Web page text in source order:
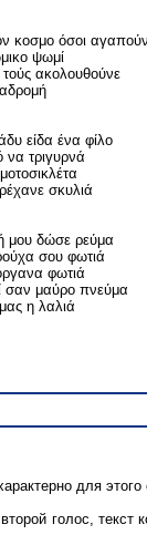
κοσμο όσοι
ψωμί
τούς ακολουθούνε
είδα ένα φίλο
να τριγυρνά
σκυλιά
μου δώσε ρεύμα
σου φωτιά
φωτιά
σαν μαύρο πνεύμα
η λαλιά
для
голос, текст